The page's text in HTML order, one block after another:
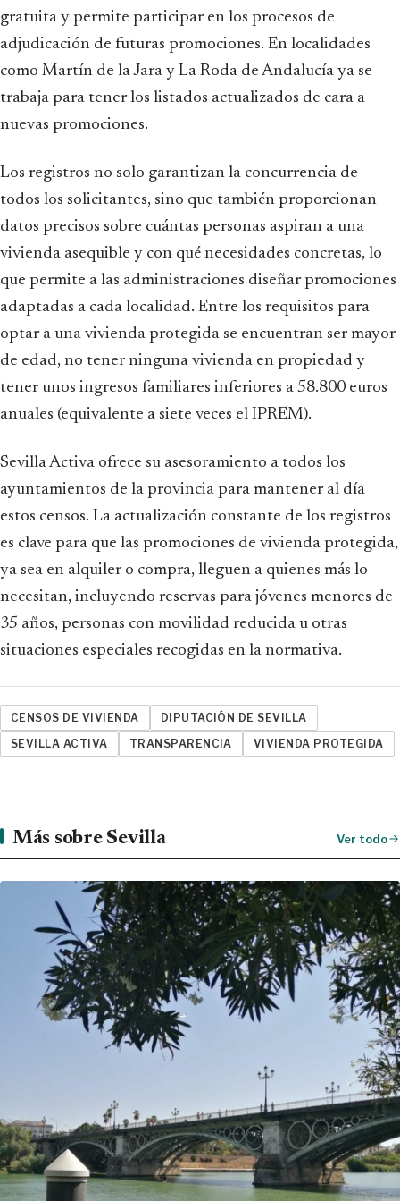
gratuita y permite participar en los procesos de
adjudicación de futuras promociones. En localidades
como Martín de la Jara y La Roda de Andalucía ya se
trabaja para tener los listados actualizados de cara a
nuevas promociones.
Los registros no solo garantizan la concurrencia de
todos los solicitantes, sino que también proporcionan
datos precisos sobre cuántas personas aspiran a una
vivienda asequible y con qué necesidades concretas, lo
que permite a las administraciones diseñar promociones
adaptadas a cada localidad. Entre los requisitos para
optar a una vivienda protegida se encuentran ser mayor
de edad, no tener ninguna vivienda en propiedad y
tener unos ingresos familiares inferiores a 58.800 euros
anuales (equivalente a siete veces el IPREM).
Sevilla Activa ofrece su asesoramiento a todos los
ayuntamientos de la provincia para mantener al día
estos censos. La actualización constante de los registros
es clave para que las promociones de vivienda protegida,
ya sea en alquiler o compra, lleguen a quienes más lo
necesitan, incluyendo reservas para jóvenes menores de
35 años, personas con movilidad reducida u otras
situaciones especiales recogidas en la normativa.
CENSOS DE VIVIENDA
DIPUTACIÓN DE SEVILLA
SEVILLA ACTIVA
TRANSPARENCIA VIVIENDA PROTEGIDA
Más sobre Sevilla Ver todo